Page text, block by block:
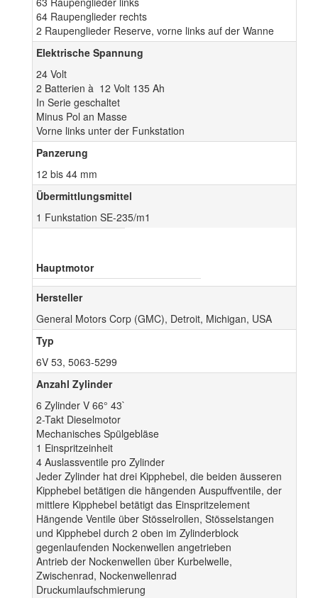
64 Raupenglieder rechts
2 Raupenglieder Reserve, vorne links auf der Wanne
Elektrische Spannung
24 Volt
2 Batterien à 12 Volt 135 Ah
In Serie geschaltet
Minus Pol an Masse
Vorne links unter der Funkstation
Panzerung
12 bis 44 mm
Übermittlungsmittel
1 Funkstation SE-235/m1
Hauptmotor
Hersteller
General Motors Corp (GMC), Detroit, Michigan, USA
Typ
6V 53, 5063-5299
Anzahl Zylinder
6 Zylinder V 66° 43`
2-Takt Dieselmotor
Mechanisches Spülgebläse
1 Einspritzeinheit
4 Auslassventile pro Zylinder
Jeder Zylinder hat drei Kipphebel, die beiden äusseren
Kipphebel betätigen die hängenden Auspuffventile, der
mittlere Kipphebel betätigt das Einspritzelement
Hängende Ventile über Stösselrollen, Stösselstangen
und Kipphebel durch 2 oben im Zylinderblock
gegenlaufenden Nockenwellen angetrieben
Antrieb der Nockenwellen über Kurbelwelle,
Zwischenrad, Nockenwellenrad
Druckumlaufschmierung